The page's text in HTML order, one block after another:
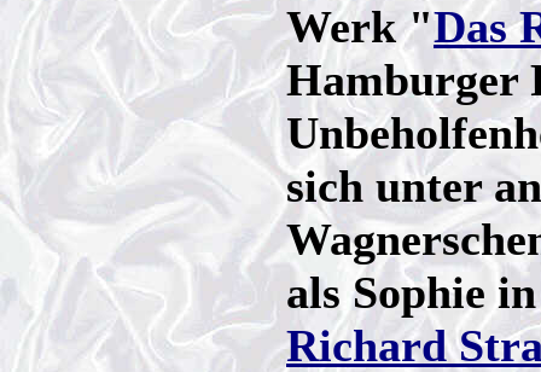
Werk "Das
Hamburger
sich unter
als Sophie
Richard